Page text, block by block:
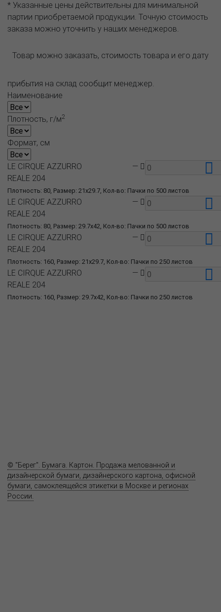
* Указанные цены действительны для минимальной
партии приобретаемой продукции. Точную стоимость
заказа можно уточнить у наших менеджеров.
Товар можно заказать, стоимость товара и его дату
прибытия на склад сообщит менеджер.
Наименование
Плотность, г/м2
Формат, см
Плотность: 80, Размер: 21x29.7, Кол-во: Пачки по 500 листов
LE CIRQUE AZZURRO
REALE 204
—
Плотность: 80, Размер: 29.7x42, Кол-во: Пачки по 500 листов
LE CIRQUE AZZURRO
REALE 204
—
Плотность: 160, Размер: 21x29.7, Кол-во: Пачки по 250 листов
LE CIRQUE AZZURRO
REALE 204
—
Плотность: 160, Размер: 29.7x42, Кол-во: Пачки по 250 листов
LE CIRQUE AZZURRO
REALE 204
—
© "Берег". Бумага. Картон. Продажа мелованной и
дизайнерской бумаги, дизайнерского картона, офисной
бумаги, самоклеящейся этикетки в Москве и регионах
России.